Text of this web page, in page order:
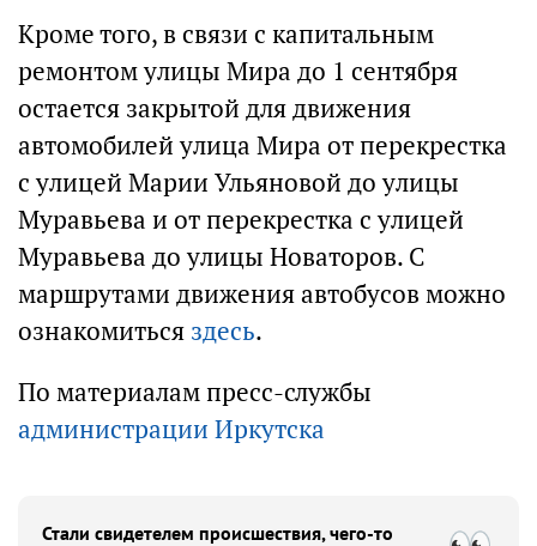
Кроме того, в связи с капитальным
ремонтом улицы Мира до 1 сентября
остается закрытой для движения
автомобилей улица Мира от перекрестка
с улицей Марии Ульяновой до улицы
Муравьева и от перекрестка с улицей
Муравьева до улицы Новаторов. С
маршрутами движения автобусов можно
ознакомиться здесь.
По материалам пресс-службы
администрации Иркутска
Стали свидетелем происшествия, чего-то